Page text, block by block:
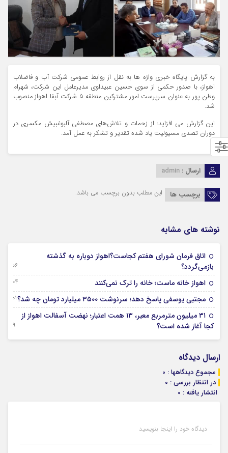
به گزارش پایگاه خبری واژه ها به نقل از روابط عمومی شرکت آب و فاضلاب
اهواز، با صدور حکمی از سوی حسین عبیداوی مدیرعامل این شرکت، شهرام
وطن پور به عنوان سرپرست امور مشترکین منطقه ۵ شرکت آبفا اهواز منصوب
شد.
این گزارش می افزاید: از زحمات و تلاش‌های مصطفی آلبوغبیش مکسری در
دوران تصدی مسیولیت یاد شده تقدیر و تشکر به عمل آمد.
ارسال : admin
برچسب ها این مطلب بدون برچسب می باشد.
نوشته های مشابه
اتاق فرمان شورای هفتم کجاست؟اهواز دوباره به گذشته
بازمی‌گردد؟
06 آگوست 2026
اهواز خانه ماست؛ خانه را ترک نمی‌کنند 04 آگوست 2026
مجتبی یوسفی پاسخ دهد؛ سرنوشت ۳۵۰۰ میلیارد تومان چه شد؟ 01 آگوست 2026
۳۱ میلیون مترمربع معبر، ۱۳ همت اعتبار؛ نهضت آسفالت اهواز از
کجا آغاز شده است؟
29 جولای 2026
ارسال دیدگاه
مجموع دیدگاهها : 0
در انتظار بررسی : 0
انتشار یافته : 0
دیدگاه خود را اینجا بنویسید